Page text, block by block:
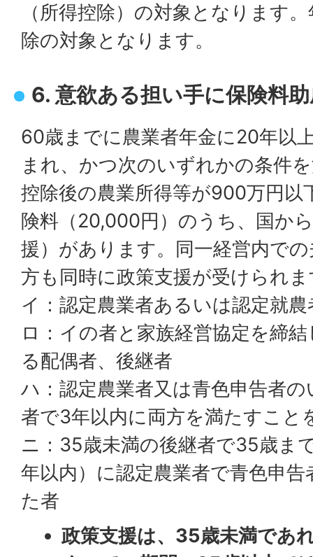
（所得控除）の対象となります
除の対象となります。
6. 意欲ある担い手に保険料
60歳までに農業者年金に20年以
まれ、かつ次のいずれかの条件
控除後の農業所得等が900万円以
険料（20,000円）のうち、国か
援）があります。同一経営内で
方も同時に政策支援が受けられ
イ：認定農業者あるいは認定就
ロ：イの者と家族経営協定を締
る配偶者、後継者
ハ：認定農業者又は青色申告者
者で3年以内に両方を満たすこと
ニ：35歳未満の後継者で35歳ま
年以内）に認定農業者で青色申
た者
政策支援は、35歳未満であ